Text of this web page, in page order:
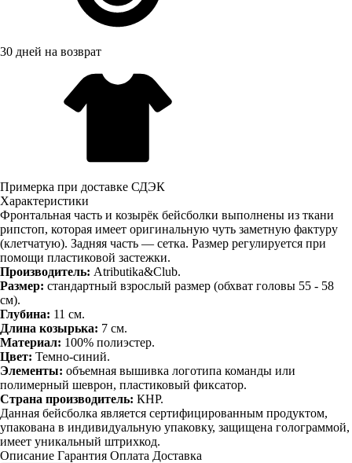
30 дней на возврат
Примерка при доставке СДЭК
Характеристики
Фронтальная часть и козырёк бейсболки выполнены из ткани
рипстоп, которая имеет оригинальную чуть заметную фактуру
(клетчатую). Задняя часть — сетка. Размер регулируется при
помощи пластиковой застежки.
Производитель: Atributika&Club.
Размер: стандартный взрослый размер (обхват головы 55 - 58
см).
Глубина: 11 см.
Длина козырька: 7 см.
Материал: 100% полиэстер.
Цвет: Темно-синий.
Элементы: объемная вышивка логотипа команды или
полимерный шеврон, пластиковый фиксатор.
Страна производитель: КНР.
Данная бейсболка является сертифицированным продуктом,
упакована в индивидуальную упаковку, защищена голограммой,
имеет уникальный штрихкод.
Описание Гарантия Оплата Доставка